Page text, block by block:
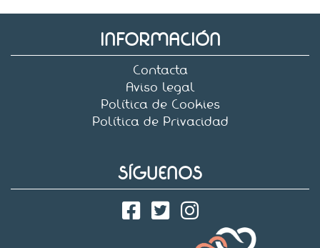
INFORMACIÓN
Contacta
Aviso legal
Política de Cookies
Política de Privacidad
SÍGUENOS